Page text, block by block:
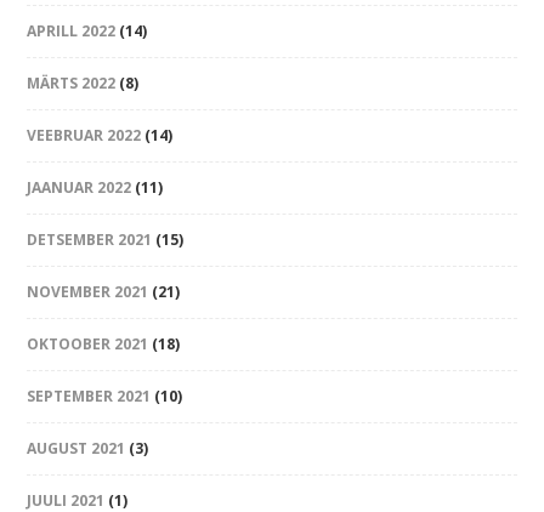
APRILL 2022 (14)
MÄRTS 2022 (8)
VEEBRUAR 2022 (14)
JAANUAR 2022 (11)
DETSEMBER 2021 (15)
NOVEMBER 2021 (21)
OKTOOBER 2021 (18)
SEPTEMBER 2021 (10)
AUGUST 2021 (3)
JUULI 2021 (1)